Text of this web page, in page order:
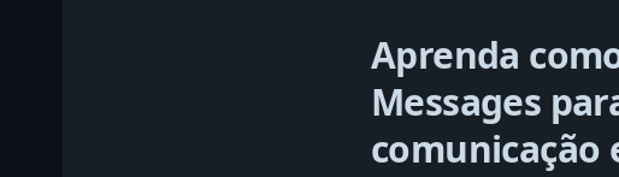
Aprenda
Messages
comunicação